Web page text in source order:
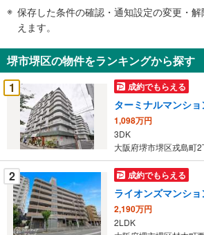
知
を
受
け
件
を
マ
イ
保存した条件の確認・通知設定の変更・解
えます。
堺市堺区の物件をランキングから探す
1
成約でもらえる
ターミナルマンシ
1,098万円
3DK
大阪府堺市堺区戎島町2
2 成約でもらえる
ライオンズマンショ
2,190万円
2LDK